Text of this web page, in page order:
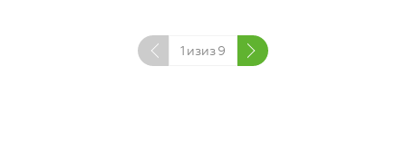
1 изиз9